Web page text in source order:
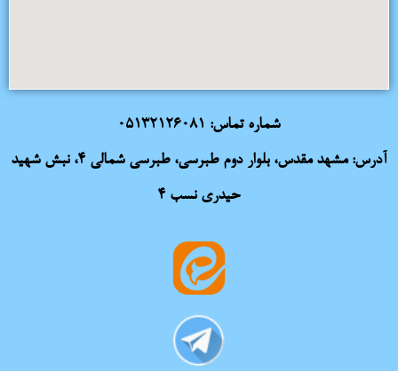
شماره تماس: 05132126081
آدرس: مشهد مقدس، بلوار دوم طبرسی، طبرسی شمالی 4، نبش شهید
حیدری نسب 4